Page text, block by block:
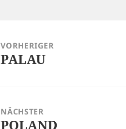
VORHERIGER
Vorheriger
PALAU
NÄCHSTER
Nächster
POLAND